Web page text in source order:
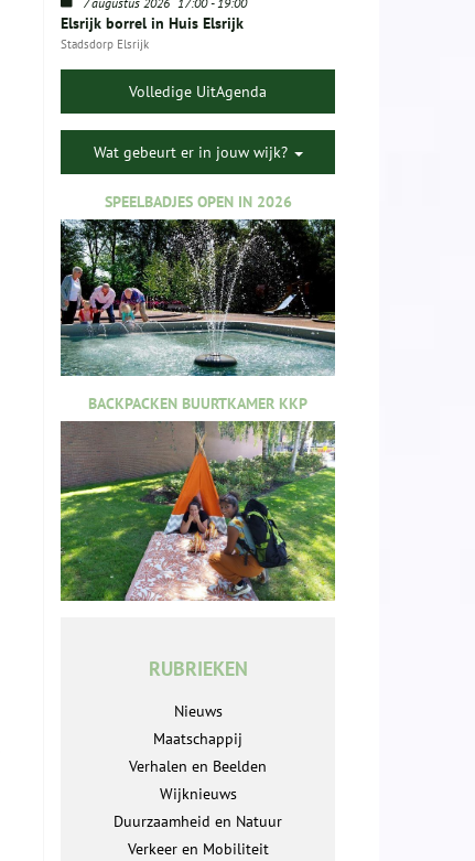
Elsrijk borrel in Huis Elsrijk
Stadsdorp Elsrijk
Volledige UitAgenda
Wat gebeurt er in jouw wijk?
SPEELBADJES OPEN IN 2026
BACKPACKEN BUURTKAMER KKP
RUBRIEKEN
Nieuws
Maatschappij
Verhalen en Beelden
Wijknieuws
Duurzaamheid en Natuur
Verkeer en Mobiliteit